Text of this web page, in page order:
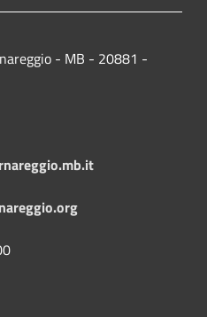
- MB - 20881 -